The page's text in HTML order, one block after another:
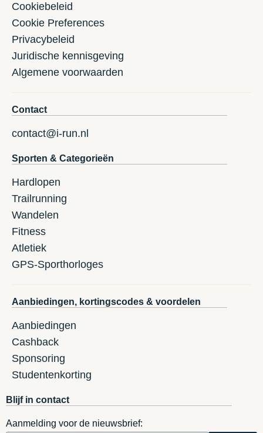
Cookiebeleid
Cookie Preferences
Privacybeleid
Juridische kennisgeving
Algemene voorwaarden
Contact
contact@i-run.nl
Sporten & Categorieën
Hardlopen
Trailrunning
Wandelen
Fitness
Atletiek
GPS-Sporthorloges
Aanbiedingen, kortingscodes & voordelen
Aanbiedingen
Cashback
Sponsoring
Studentenkorting
Blijf in contact
Aanmelding voor de nieuwsbrief: